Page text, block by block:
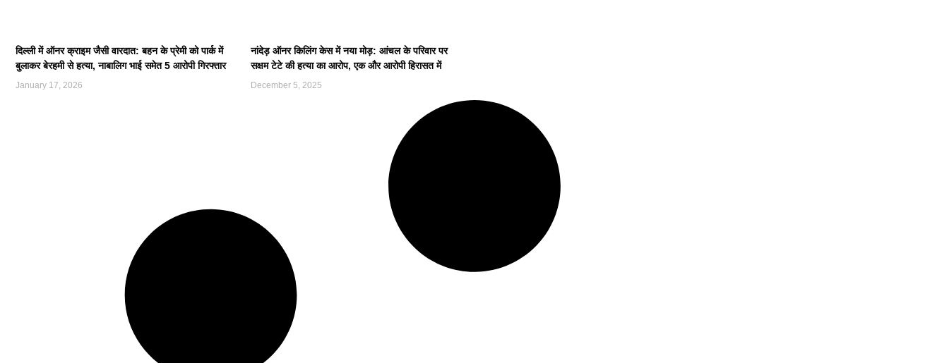
दिल्ली में ऑनर क्राइम जैसी वारदात: बहन के प्रेमी को पार्क में
बुलाकर बेरहमी से हत्या, नाबालिग भाई समेत 5 आरोपी गिरफ्तार
January 17, 2026
नांदेड़ ऑनर किलिंग केस में नया मोड़: आंचल के परिवार पर
सक्षम टेटे की हत्या का आरोप, एक और आरोपी हिरासत में
December 5, 2025